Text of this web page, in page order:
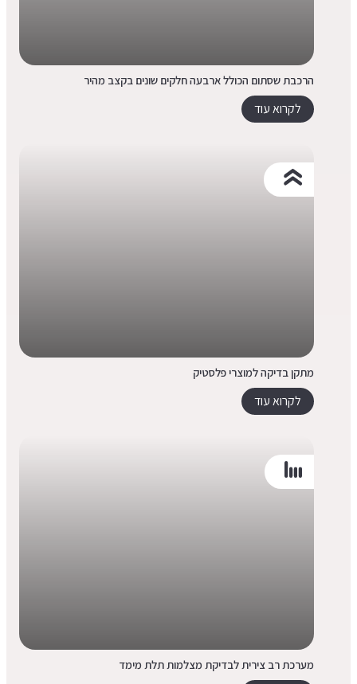
הרכבת שסתום הכולל ארבעה חלקים שונים בקצב מהיר
לקרוא עוד
מתקן בדיקה למוצרי פלסטיק
לקרוא עוד
מערכת רב צירית לבדיקת מצלמות תלת מימד